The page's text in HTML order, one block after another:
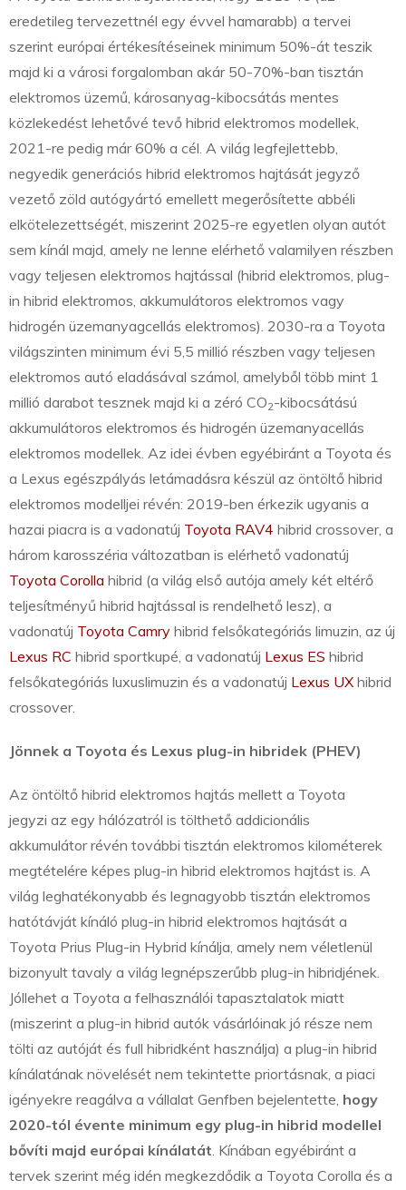
eredetileg tervezettnél egy évvel hamarabb) a tervei
szerint európai értékesítéseinek minimum 50%-át teszik
majd ki a városi forgalomban akár 50-70%-ban tisztán
elektromos üzemű, károsanyag-kibocsátás mentes
közlekedést lehetővé tevő hibrid elektromos modellek,
2021-re pedig már 60% a cél. A világ legfejlettebb,
negyedik generációs hibrid elektromos hajtását jegyző
vezető zöld autógyártó emellett megerősítette abbéli
elkötelezettségét, miszerint 2025-re egyetlen olyan autót
sem kínál majd, amely ne lenne elérhető valamilyen részben
vagy teljesen elektromos hajtással (hibrid elektromos, plug-
in hibrid elektromos, akkumulátoros elektromos vagy
hidrogén üzemanyagcellás elektromos). 2030-ra a Toyota
világszinten minimum évi 5,5 millió részben vagy teljesen
elektromos autó eladásával számol, amelyből több mint 1
millió darabot tesznek majd ki a zéró CO2-kibocsátású
akkumulátoros elektromos és hidrogén üzemanyacellás
elektromos modellek. Az idei évben egyébiránt a Toyota és
a Lexus egészpályás letámadásra készül az öntöltő hibrid
elektromos modelljei révén: 2019-ben érkezik ugyanis a
hazai piacra is a vadonatúj Toyota RAV4 hibrid crossover, a
három karosszéria változatban is elérhető vadonatúj
Toyota Corolla hibrid (a világ első autója amely két eltérő
teljesítményű hibrid hajtással is rendelhető lesz), a
vadonatúj Toyota Camry hibrid felsőkategóriás limuzin, az új
Lexus RC hibrid sportkupé, a vadonatúj Lexus ES hibrid
felsőkategóriás luxuslimuzin és a vadonatúj Lexus UX hibrid
crossover.
Jönnek a Toyota és Lexus plug-in hibridek (PHEV)
Az öntöltő hibrid elektromos hajtás mellett a Toyota
jegyzi az egy hálózatról is tölthető addicionális
akkumulátor révén további tisztán elektromos kilométerek
megtételére képes plug-in hibrid elektromos hajtást is. A
világ leghatékonyabb és legnagyobb tisztán elektromos
hatótávját kínáló plug-in hibrid elektromos hajtását a
Toyota Prius Plug-in Hybrid kínálja, amely nem véletlenül
bizonyult tavaly a világ legnépszerűbb plug-in hibridjének.
Jóllehet a Toyota a felhasználói tapasztalatok miatt
(miszerint a plug-in hibrid autók vásárlóinak jó része nem
tölti az autóját és full hibridként használja) a plug-in hibrid
kínálatának növelését nem tekintette priortásnak, a piaci
igényekre reagálva a vállalat Genfben bejelentette, hogy
2020-tól évente minimum egy plug-in hibrid modellel
bővíti majd európai kínálatát. Kínában egyébiránt a
tervek szerint még idén megkezdődik a Toyota Corolla és a